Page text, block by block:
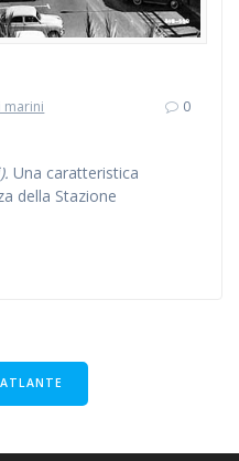
marini
0
Una caratteristica
della Stazione